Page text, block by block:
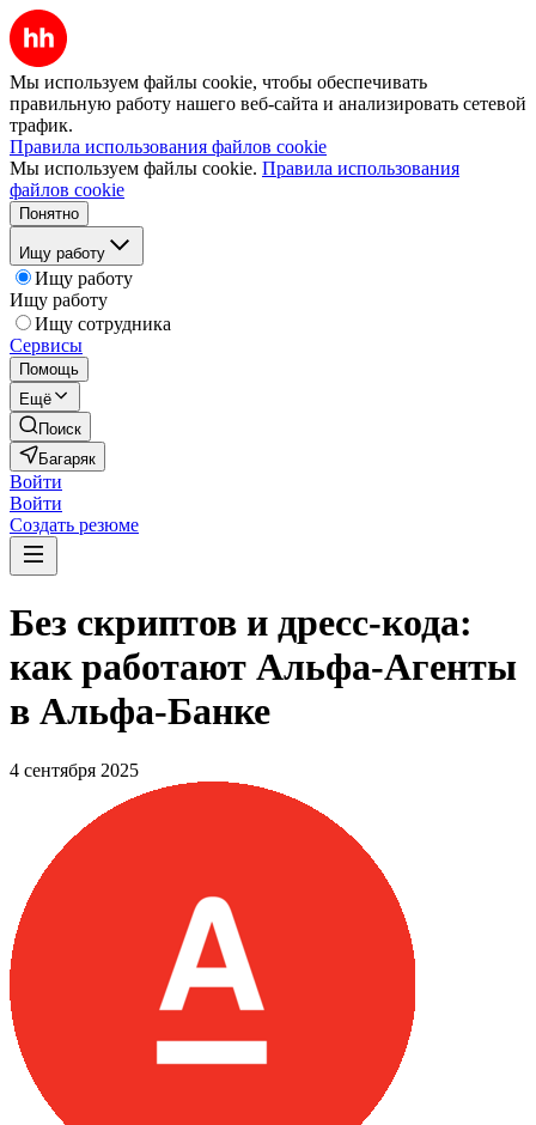
Мы используем файлы cookie, чтобы обеспечивать
правильную работу нашего веб-сайта и анализировать сетевой
трафик.
Правила использования файлов cookie
Мы используем файлы cookie. Правила использования
файлов cookie
Понятно
Ищу работу
Ищу работу
Ищу работу
Ищу сотрудника
Сервисы
Помощь
Ещё
Поиск
Багаряк
Войти
Войти
Создать резюме
Без скриптов и дресс-кода:
как работают Альфа-Агенты
в Альфа-Банке
4 сентября 2025